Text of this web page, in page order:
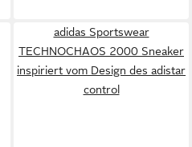
adidas Sportswear
TECHNOCHAOS 2000 Sneaker
inspiriert vom Design des adistar
control